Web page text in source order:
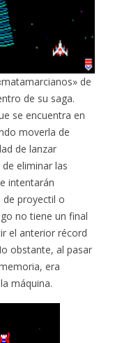
de
de su saga.
se encuentra en
moverla de
de lanzar
eliminar las
intentarán
de proyectil o
no tiene un final
el anterior récord
obstante, al pasar
era
máquina.